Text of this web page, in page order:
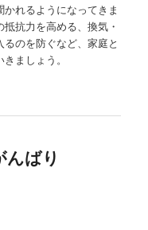
れるようになってきま
抗力を高める、換気・
のを防ぐなど、家庭と
ましょう。
ばり